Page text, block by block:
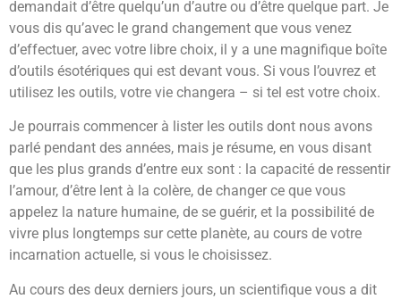
demandait d’être quelqu’un d’autre ou d’être quelque part. Je
vous dis qu’avec le grand changement que vous venez
d’effectuer, avec votre libre choix, il y a une magnifique boîte
d’outils ésotériques qui est devant vous. Si vous l’ouvrez et
utilisez les outils, votre vie changera – si tel est votre choix.
Je pourrais commencer à lister les outils dont nous avons
parlé pendant des années, mais je résume, en vous disant
que les plus grands d’entre eux sont : la capacité de ressentir
l’amour, d’être lent à la colère, de changer ce que vous
appelez la nature humaine, de se guérir, et la possibilité de
vivre plus longtemps sur cette planète, au cours de votre
incarnation actuelle, si vous le choisissez.
Au cours des deux derniers jours, un scientifique vous a dit